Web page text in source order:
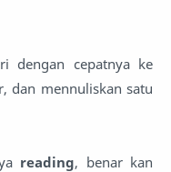
dengan cepatnya ke
dan mennuliskan satu
reading, benar kan